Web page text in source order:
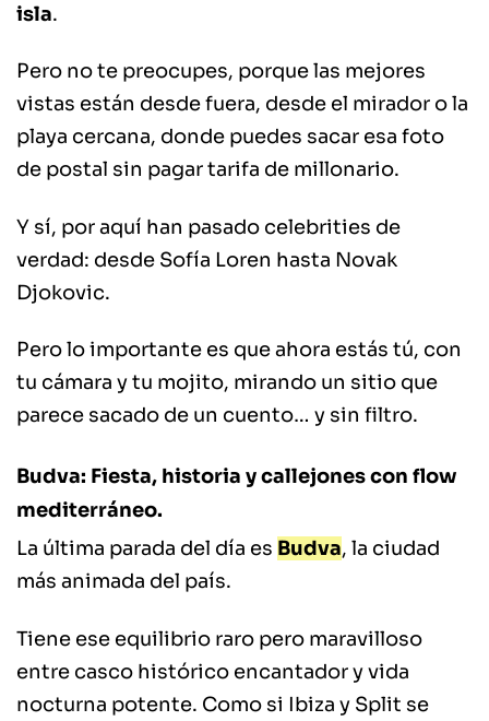
isla.
Pero no te preocupes, porque las mejores
vistas están desde fuera, desde el mirador o la
playa cercana, donde puedes sacar esa foto
de postal sin pagar tarifa de millonario.
Y sí, por aquí han pasado celebrities de
verdad: desde Sofía Loren hasta Novak
Djokovic.
Pero lo importante es que ahora estás tú, con
tu cámara y tu mojito, mirando un sitio que
parece sacado de un cuento… y sin filtro.
Budva: Fiesta, historia y callejones con flow
mediterráneo.
La última parada del día es Budva, la ciudad
más animada del país.
Tiene ese equilibrio raro pero maravilloso
entre casco histórico encantador y vida
nocturna potente. Como si Ibiza y Split se